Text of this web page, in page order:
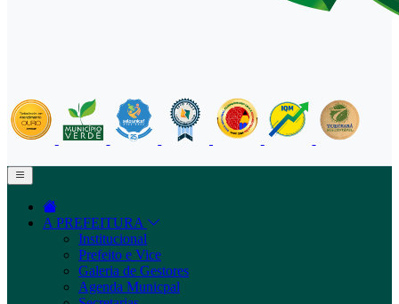
A PREFEITURA
Institucional
Prefeito e Vice
Galeria de Gestores
Agenda Municpal